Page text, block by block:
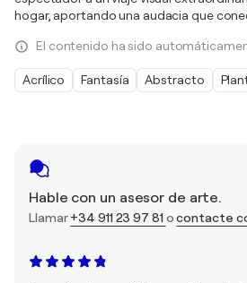
Hable con un asesor de arte.
Llamar+34 911 23 97 81 ocontacte
hogar, aportando una audacia que
El contenido ha sido
Acrílico Fantasía Abstracto